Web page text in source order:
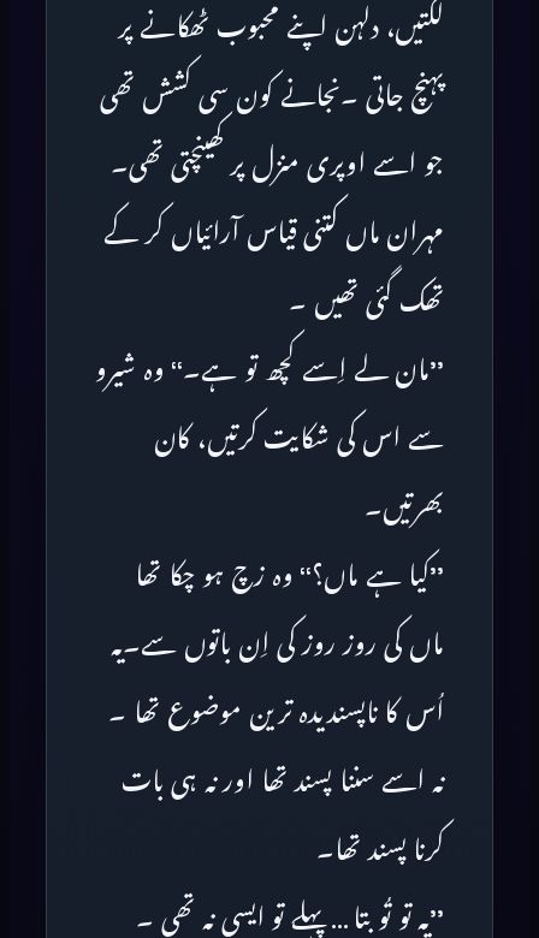
لگتیں، دلہن اپنے محبوب ٹھکانے پر
پہنچ جاتی ۔نجانے کون سی کشش تھی
جو اسے اوپری منزل پر کھینچتی تھی۔
مہران ماں کتنی قیاس آرائیاں کر کے
تھک گئی تھیں ۔
’’مان لے اِسے کچھ تو ہے۔‘‘ وہ شیرو
سے اس کی شکایت کرتیں، کان
بھرتیں۔
’’کیا ہے ماں؟‘‘ وہ زچ ہو چکا تھا
ماں کی روز روز کی اِن باتوں سے۔یہ
اُس کا ناپسندیدہ ترین موضوع تھا ۔
نہ اسے سننا پسند تھا اور نہ ہی بات
کرنا پسند تھا۔
’’یہ تو تُو بتا … پہلے تو ایسی نہ تھی ۔